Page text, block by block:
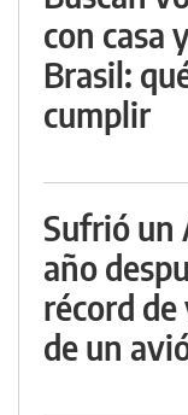
con casa
Brasil:
cumplir
Sufrió un
año
récord de
de un